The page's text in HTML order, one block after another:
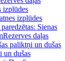
izplūdes
izplūdes
Sienas
Rezerves daļas
paliktņi un dušas
un dušas